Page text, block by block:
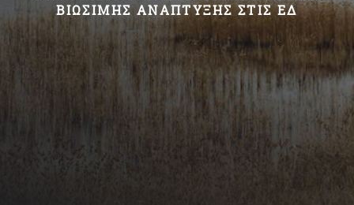
ΒΙΏΣΙΜΗΣ ΑΝΆΠΤΥΞΗΣ ΣΤΙΣ ΕΔ